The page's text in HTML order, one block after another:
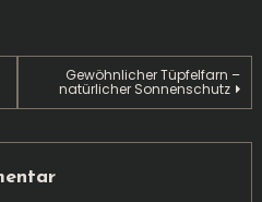
Gewöhnlicher Tüpfelfarn –
natürlicher Sonnenschutz